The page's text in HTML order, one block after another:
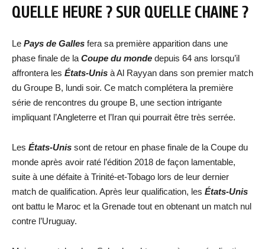
QUELLE HEURE ? SUR QUELLE CHAINE ?
Le Pays de Galles fera sa première apparition dans une
phase finale de la Coupe du monde depuis 64 ans lorsqu’il
affrontera les États-Unis à Al Rayyan dans son premier match
du Groupe B, lundi soir. Ce match complétera la première
série de rencontres du groupe B, une section intrigante
impliquant l’Angleterre et l’Iran qui pourrait être très serrée.
Les États-Unis sont de retour en phase finale de la Coupe du
monde après avoir raté l’édition 2018 de façon lamentable,
suite à une défaite à Trinité-et-Tobago lors de leur dernier
match de qualification. Après leur qualification, les États-Unis
ont battu le Maroc et la Grenade tout en obtenant un match nul
contre l’Uruguay.